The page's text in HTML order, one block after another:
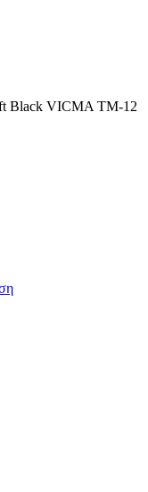
VICMA TM-12